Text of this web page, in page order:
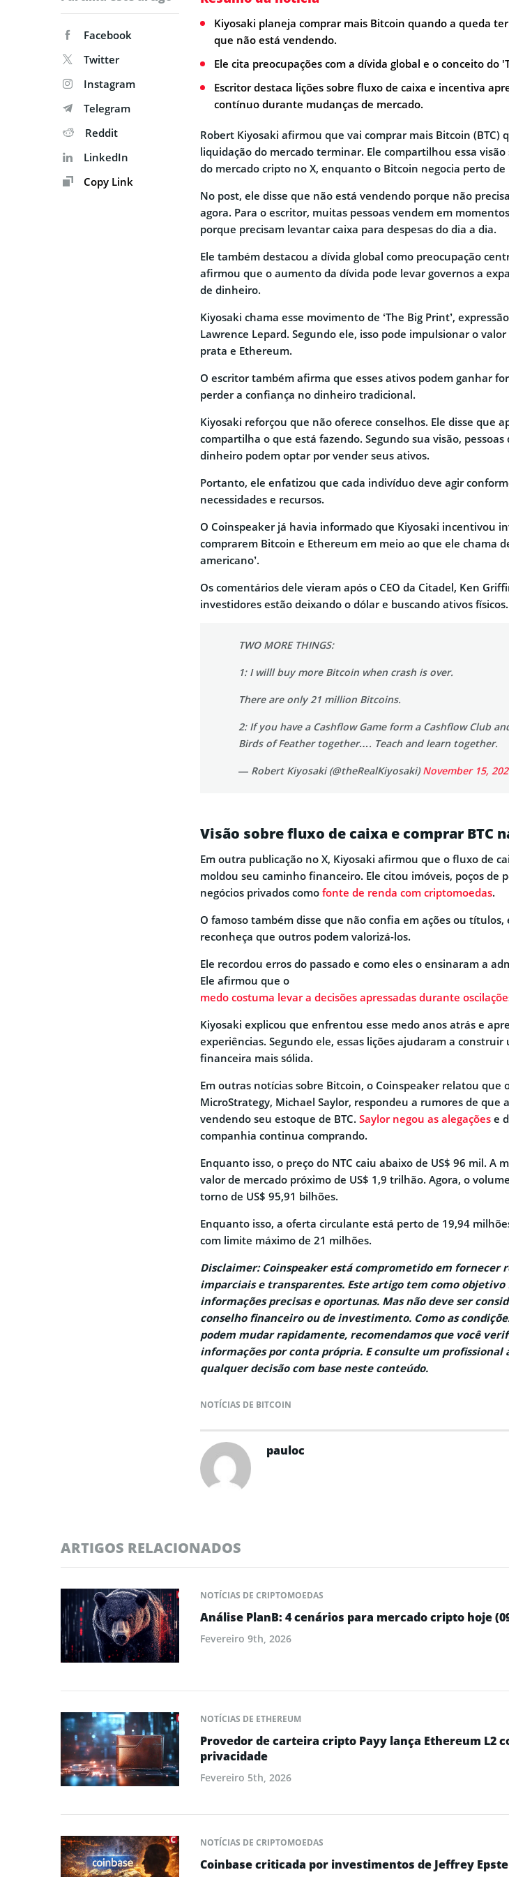
Facebook
Twitter
Instagram
Telegram
Reddit
LinkedIn
Copy Link
Kiyosaki planeja comprar mais Bitcoin quando a queda
que não está vendendo.
Ele cita preocupações com a dívida global e o conceito do
Escritor destaca lições sobre fluxo de caixa e incentiva
contínuo durante mudanças de mercado.
Robert Kiyosaki afirmou que vai comprar mais Bitcoin (BTC)
liquidação do mercado terminar. Ele compartilhou essa
do mercado cripto no X, enquanto o Bitcoin negocia perto de
No post, ele disse que não está vendendo porque não
agora. Para o escritor, muitas pessoas vendem em
porque precisam levantar caixa para despesas do dia a dia.
Ele também destacou a dívida global como preocupação
afirmou que o aumento da dívida pode levar governos a
de dinheiro.
Kiyosaki chama esse movimento de ‘The Big Print’,
Lawrence Lepard. Segundo ele, isso pode impulsionar o
prata e Ethereum.
O escritor também afirma que esses ativos podem ganhar
perder a confiança no dinheiro tradicional.
Kiyosaki reforçou que não oferece conselhos. Ele disse que
compartilha o que está fazendo. Segundo sua visão, pessoas
dinheiro podem optar por vender seus ativos.
Portanto, ele enfatizou que cada indivíduo deve agir
necessidades e recursos.
O Coinspeaker já havia informado que Kiyosaki incentivou
comprarem Bitcoin e Ethereum em meio ao que ele chama
americano’.
Os comentários dele vieram após o CEO da Citadel, Ken
investidores estão deixando o dólar e buscando ativos físicos.
TWO MORE THINGS:
1: I willl buy more Bitcoin when crash is over.
There are only 21 million Bitcoins.
2: If you have a Cashflow Game form a Cashflow Club
Birds of Feather together…. Teach and learn together.
— Robert Kiyosaki (@theRealKiyosaki)November 15,
Visão sobre fluxo de caixa e comprar BTC
Em outra publicação no X, Kiyosaki afirmou que o fluxo de
moldou seu caminho financeiro. Ele citou imóveis, poços de
negócios privados como fonte de renda com criptomoedas.
O famoso também disse que não confia em ações ou títulos,
reconheça que outros podem valorizá-los.
Ele recordou erros do passado e como eles o ensinaram a
Ele afirmou que o
medo costuma levar a decisões apressadas durante
Kiyosaki explicou que enfrentou esse medo anos atrás e
experiências. Segundo ele, essas lições ajudaram a construir
financeira mais sólida.
Em outras notícias sobre Bitcoin, o Coinspeaker relatou que
MicroStrategy, Michael Saylor, respondeu a rumores de que
vendendo seu estoque de BTC. Saylor negou as alegações e
companhia continua comprando.
Enquanto isso, o preço do NTC caiu abaixo de US$ 96 mil. A
valor de mercado próximo de US$ 1,9 trilhão. Agora, o
torno de US$ 95,91 bilhões.
Enquanto isso, a oferta circulante está perto de 19,94
com limite máximo de 21 milhões.
Disclaimer: Coinspeaker está comprometido em fornecer
imparciais e transparentes. Este artigo tem como objetivo
informações precisas e oportunas. Mas não deve ser
conselho financeiro ou de investimento. Como as
podem mudar rapidamente, recomendamos que você
informações por conta própria. E consulte um profissional
qualquer decisão com base neste conteúdo.
NOTÍCIAS DE BITCOIN
pauloc
ARTIGOS RELACIONADOS
NOTÍCIAS DE CRIPTOMOEDAS
Análise PlanB: 4 cenários para mercado cripto hoje
Fevereiro 9th, 2026
NOTÍCIAS DE ETHEREUM
Provedor de carteira cripto Payy lança Ethereum L2
privacidade
Fevereiro 5th, 2026
NOTÍCIAS DE CRIPTOMOEDAS
Coinbase criticada por investimentos de Jeffrey